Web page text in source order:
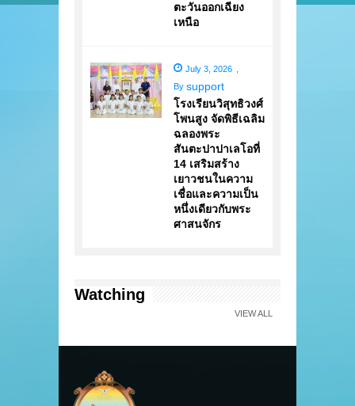
ตะวันออกเฉียง
เหนือ
July 3, 2026
By support
โรงเรียนวิสุทธิวงศ์
โพนสูง จัดพิธีเฉลิม
ฉลองพระ
สันตะปาปาเลโอที่
14 เสริมสร้าง
เยาวชนในความ
เชื่อและความเป็น
หนึ่งเดียวกับพระ
ศาสนจักร
Watching
VIEW ALL